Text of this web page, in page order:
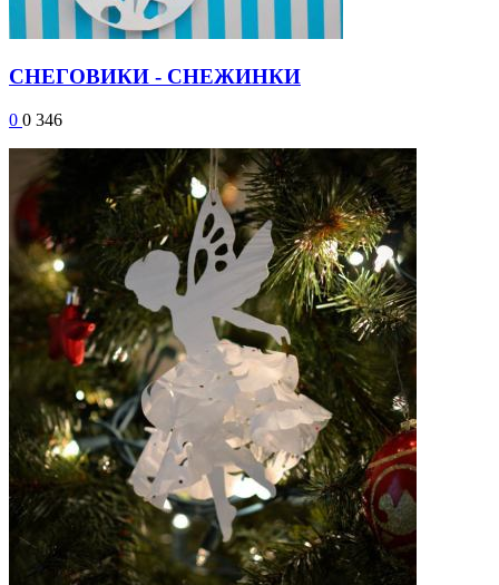
СНЕГОВИКИ - СНЕЖИНКИ
0 0 346